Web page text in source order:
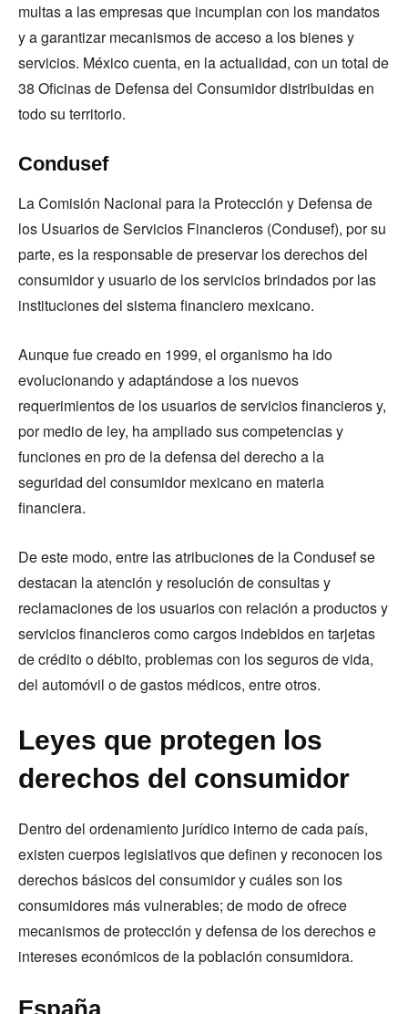
multas a las empresas que incumplan con los mandatos
y a garantizar mecanismos de acceso a los bienes y
servicios. México cuenta, en la actualidad, con un total de
38 Oficinas de Defensa del Consumidor distribuidas en
todo su territorio.
Condusef
La Comisión Nacional para la Protección y Defensa de
los Usuarios de Servicios Financieros (Condusef), por su
parte, es la responsable de preservar los derechos del
consumidor y usuario de los servicios brindados por las
instituciones del sistema financiero mexicano.
Aunque fue creado en 1999, el organismo ha ido
evolucionando y adaptándose a los nuevos
requerimientos de los usuarios de servicios financieros y,
por medio de ley, ha ampliado sus competencias y
funciones en pro de la defensa del derecho a la
seguridad del consumidor mexicano en materia
financiera.
De este modo, entre las atribuciones de la Condusef se
destacan la atención y resolución de consultas y
reclamaciones de los usuarios con relación a productos y
servicios financieros como cargos indebidos en tarjetas
de crédito o débito, problemas con los seguros de vida,
del automóvil o de gastos médicos, entre otros.
Leyes que protegen los
derechos del consumidor
Dentro del ordenamiento jurídico interno de cada país,
existen cuerpos legislativos que definen y reconocen los
derechos básicos del consumidor y cuáles son los
consumidores más vulnerables; de modo de ofrece
mecanismos de protección y defensa de los derechos e
intereses económicos de la población consumidora.
España